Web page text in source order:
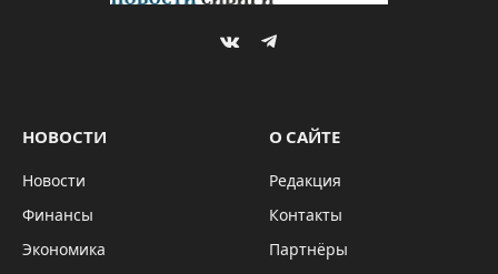
VKontakteTelegram
НОВОСТИ
Новости
Финансы
Экономика
О САЙТЕ
Редакция
Контакты
Партнёры